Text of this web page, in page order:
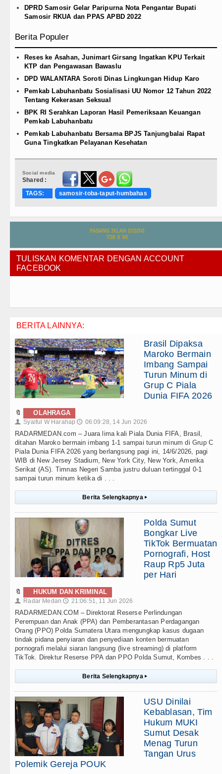
DPRD Samosir Gelar Paripurna Nota Pengantar Bupati
Samosir RKUA dan PPAS APBD 2022
Berita Populer
Reses ke Asahan, Junimart Girsang Ingatkan KPU Terkait
KTP dan Pengawasan Bawaslu
DPD WALANTARA Soroti Dinas Lingkungan Hidup Karo
Pemkab Labuhanbatu Sosialisasi UU Nomor 12 Tahun 2022
Tentang Kekerasan Seksual
BPK RI Serahkan Laporan Hasil Pemeriksaan Keuangan
Pemkab Labuhanbatu
Pemkab Labuhanbatu Bersama BPJS Tanjungbalai Rapat
Guna Tingkatkan Pelayanan Kesehatan
Social media
Shared :
TAGS:
samosir-toba-taput-humbahas
TULISKAN KOMENTAR DENGAN ACCOUNT
FACEBOOK
BERITA LAINNYA:
Brasil Dipaksa
Maroko Bermain
Imbang Sampai
Turun Minum di
Grup C Piala
Dunia FIFA 2026
🔖 OLAHRAGA
👤 Syaiful W Harahap 🕔 06:09:28, 14 Jun 2026
RADARMEDAN.com – Juara lima kali Piala Dunia FIFA, Brasil,
ditahan Maroko bermain imbang 1-1 sampai turun minum di Grup C
Piala Dunia FIFA 2026 yang berlangsung pagi ini, 14/6/2026, pagi
WIB di New Jersey Stadium, New York City, New York, Amerika
Serikat (AS). Timnas Negeri Samba justru duluan tertinggal 0-1
sampai turun minum ketika di . . .
Berita Selengkapnya ▸
Polda Sumut
Bongkar Live
TikTok Bermuatan
Pornografi, Host
Raup Rp5 Juta
per Hari
🔖 HUKUM DAN KRIMINAL
👤 Radar Medan 🕔 21:06:51, 11 Jun 2026
RADARMEDAN.COM – Direktorat Reserse Perlindungan
Perempuan dan Anak (PPA) dan Pemberantasan Perdagangan
Orang (PPO) Polda Sumatera Utara mengungkap kasus dugaan
tindak pidana penyiaran dan penyediaan konten bermuatan
pornografi melalui siaran langsung (live streaming) di platform
TikTok. Direktur Reserse PPA dan PPO Polda Sumut, Kombes . . .
Berita Selengkapnya ▸
USU Dinilai
Kebablasan, Tim
Hukum MUKI
Sumut Desak
Menag Turun
Tangan Urus
Polemik Gereja POUK